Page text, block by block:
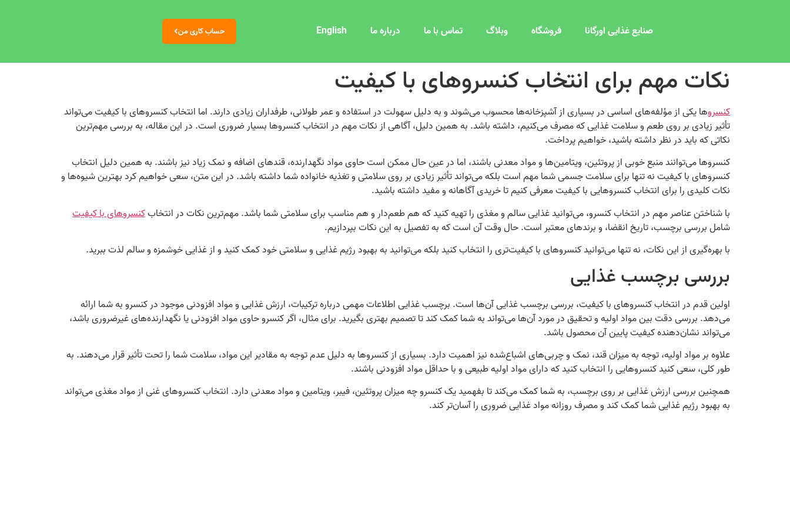
صنایع غذایی اورگانا فروشگاه وبلاگ تماس با ما درباره ما English حساب کاری من
نکات مهم برای انتخاب کنسروهای با کیفیت
کنسروها یکی از مؤلفه‌های اساسی در بسیاری از آشپزخانه‌ها محسوب می‌شوند و به دلیل سهولت در استفاده و عمر طولانی، طرفداران زیادی دارند. اما انتخاب کنسروهای با کیفیت می‌تواند
تأثیر زیادی بر روی طعم و سلامت غذایی که مصرف می‌کنیم، داشته باشد. به همین دلیل، آگاهی از نکات مهم در انتخاب کنسروها بسیار ضروری است. در این مقاله، به بررسی مهم‌ترین
نکاتی که باید در نظر داشته باشید، خواهیم پرداخت.
کنسروها می‌توانند منبع خوبی از پروتئین، ویتامین‌ها و مواد معدنی باشند، اما در عین حال ممکن است حاوی مواد نگهدارنده، قندهای اضافه و نمک زیاد نیز باشند. به همین دلیل انتخاب
کنسروهای با کیفیت نه تنها برای سلامت جسمی شما مهم است بلکه می‌تواند تأثیر زیادی بر روی سلامتی و تغذیه خانواده شما داشته باشد. در این متن، سعی خواهیم کرد بهترین شیوه‌ها و
نکات کلیدی را برای انتخاب کنسروهایی با کیفیت معرفی کنیم تا خریدی آگاهانه و مفید داشته باشید.
با شناختن عناصر مهم در انتخاب کنسرو، می‌توانید غذایی سالم و مغذی را تهیه کنید که هم طعم‌دار و هم مناسب برای سلامتی شما باشد. مهم‌ترین نکات در انتخابکنسروهای با کیفیت
شامل بررسی برچسب، تاریخ انقضا، و برندهای معتبر است. حال وقت آن است که به تفصیل به این نکات بپردازیم.
با بهره‌گیری از این نکات، نه تنها می‌توانید کنسروهای با کیفیت‌تری را انتخاب کنید بلکه می‌توانید به بهبود رژیم غذایی و سلامتی خود کمک کنید و از غذایی خوشمزه و سالم لذت ببرید.
بررسی برچسب غذایی
اولین قدم در انتخاب کنسروهای با کیفیت، بررسی برچسب غذایی آن‌ها است. برچسب غذایی اطلاعات مهمی درباره ترکیبات، ارزش غذایی و مواد افزودنی موجود در کنسرو به شما ارائه
می‌دهد. بررسی دقت بین مواد اولیه و تحقیق در مورد آن‌ها می‌تواند به شما کمک کند تا تصمیم بهتری بگیرید. برای مثال، اگر کنسرو حاوی مواد افزودنی یا نگهدارنده‌های غیرضروری باشد،
می‌تواند نشان‌دهنده کیفیت پایین آن محصول باشد.
علاوه بر مواد اولیه، توجه به میزان قند، نمک و چربی‌های اشباع‌شده نیز اهمیت دارد. بسیاری از کنسروها به دلیل عدم توجه به مقادیر این مواد، سلامت شما را تحت تأثیر قرار می‌دهند. به
طور کلی، سعی کنید کنسروهایی را انتخاب کنید که دارای مواد اولیه طبیعی و با حداقل مواد افزودنی باشند.
همچنین بررسی ارزش غذایی بر روی برچسب، به شما کمک می‌کند تا بفهمید یک کنسرو چه میزان پروتئین، فیبر، ویتامین و مواد معدنی دارد. انتخاب کنسروهای غنی از مواد مغذی می‌تواند
به بهبود رژیم غذایی شما کمک کند و مصرف روزانه مواد غذایی ضروری را آسان‌تر کند.